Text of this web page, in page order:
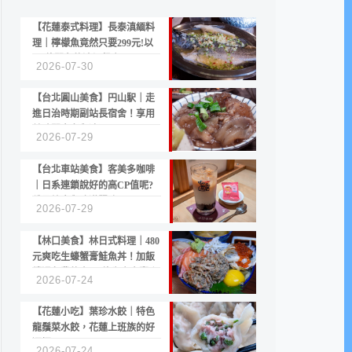
【花蓮泰式料理】長泰滇緬料
理｜檸檬魚竟然只要299元!以
2026-07-30
【台北圓山美食】円山駅｜走
進日治時期副站長宿舍！享用
2026-07-29
【台北車站美食】客美多咖啡
｜日系連鎖說好的高CP值呢?
2026-07-29
【林口美食】林日式料理｜480
元爽吃生蠔蟹膏鮭魚丼！加飯
2026-07-24
【花蓮小吃】葉珍水餃｜特色
龍鬚菜水餃，花蓮上班族的好